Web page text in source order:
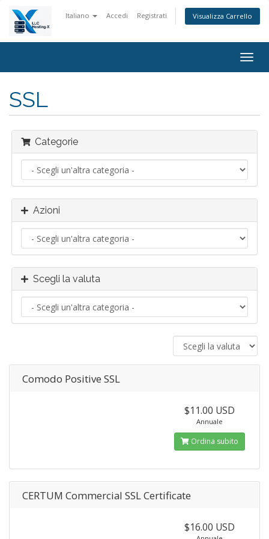
Italiano Accedi Registrati Visualizza Carrello
SSL
Categorie
Azioni
Scegli la valuta
Comodo Positive SSL
$11.00 USD
Annuale
Ordina subito
CERTUM Commercial SSL Certificate
$16.00 USD